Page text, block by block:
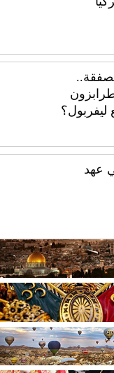
ليفربول؟
عهد